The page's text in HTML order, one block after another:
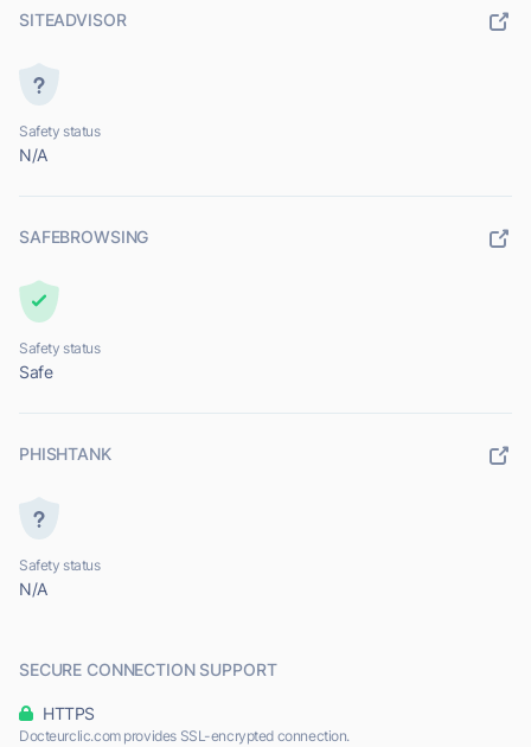
SITEADVISOR
Safety status
N/A
SAFEBROWSING
Safety status
Safe
PHISHTANK
Safety status
N/A
SECURE CONNECTION SUPPORT
HTTPS
Docteurclic.com provides SSL-encrypted connection.